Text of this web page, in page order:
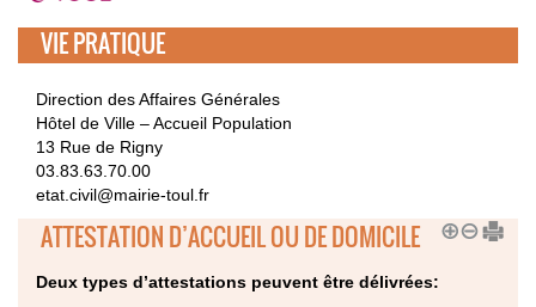
VIE PRATIQUE
Direction des Affaires Générales
Hôtel de Ville – Accueil Population
13 Rue de Rigny
03.83.63.70.00
etat.civil@mairie-toul.fr
ATTESTATION D’ACCUEIL OU DE DOMICILE
Deux types d’attestations peuvent être délivrées: